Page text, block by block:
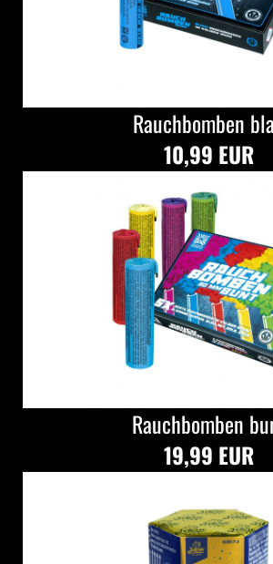
Rauchbomben
10,99 EUR
Rauchbomben
19,99 EUR